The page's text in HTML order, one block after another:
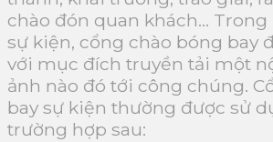
chào đón quan khách…
sự kiện, cổng chào bóng bay
với mục đích truyền tải một
ảnh nào đó tới công chúng.
bay sự kiện thường được sử
trường hợp sau: